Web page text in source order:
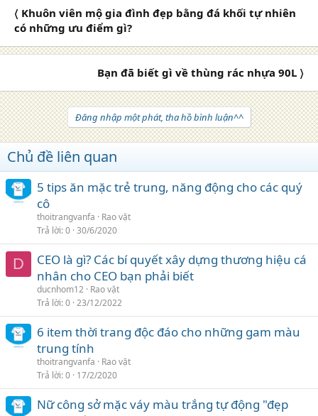
〈 Khuôn viên mộ gia đình đẹp bằng đá khối tự nhiên
có những ưu điểm gì?
Bạn đã biết gì về thùng rác nhựa 90L 〉
Đăng nhập một phát, tha hồ bình luận^^
Chủ đề liên quan
5 tips ăn mặc trẻ trung, năng động cho các quý
cô
thoitrangvanfa
Rao vặt
Trả lời 0 30/6/2020
D
CEO là gì? Các bí quyết xây dựng thương hiệu cá
nhân cho CEO bạn phải biết
ducnhom12 Rao vặt
Trả lời 0 23/12/2022
6 item thời trang độc đáo cho những gam màu
trung tính
thoitrangvanfa
Rao vặt
Trả lời 0 17/2/2020
Nữ công sở mặc váy màu trắng tự động "đẹp